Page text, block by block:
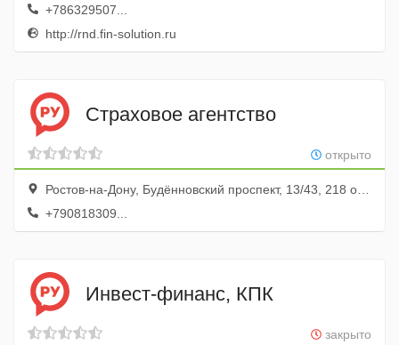
+786329507...
http://rnd.fin-solution.ru
Страховое агентство
открыто
Ростов-на-Дону, Будённовский проспект, 13/43, 218 офис; 2 этаж
+790818309...
Инвест-финанс, КПК
закрыто